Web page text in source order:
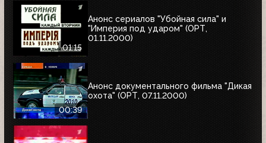
01:15
Анонс сериалов "Убойная сила" и
"Империя под ударом" (ОРТ,
01.11.2000)
00:39
Анонс документального фильма "Дикая
охота" (ОРТ, 07.11.2000)